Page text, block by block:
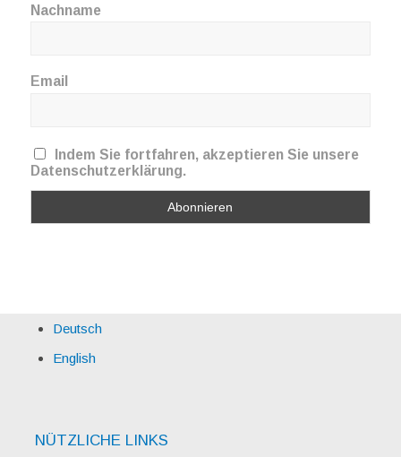
Nachname
Email
Indem Sie fortfahren, akzeptieren Sie unsere
Datenschutzerklärung.
Deutsch
English
NÜTZLICHE LINKS